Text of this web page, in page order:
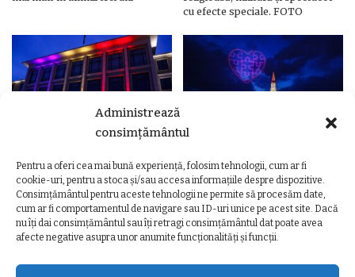
Administrează
consimțământul
Pentru a oferi cea mai bună experiență, folosim tehnologii, cum ar fi
cookie-uri, pentru a stoca și/sau accesa informațiile despre dispozitive.
Consimțământul pentru aceste tehnologii ne permite să procesăm date,
cum ar fi comportamentul de navigare sau ID-uri unice pe acest site. Dacă
nu îți dai consimțământul sau îți retragi consimțământul dat poate avea
afecte negative asupra unor anumite funcționalități și funcții.
cu efecte speciale. FOTO
Ziua Unirii Principatelor Române
– Clădiri și poduri din Cluj,
iluminate în culorile drapelului
Ziua Unirii la Cluj-Napoca.
Programul complet al
evenimentelor